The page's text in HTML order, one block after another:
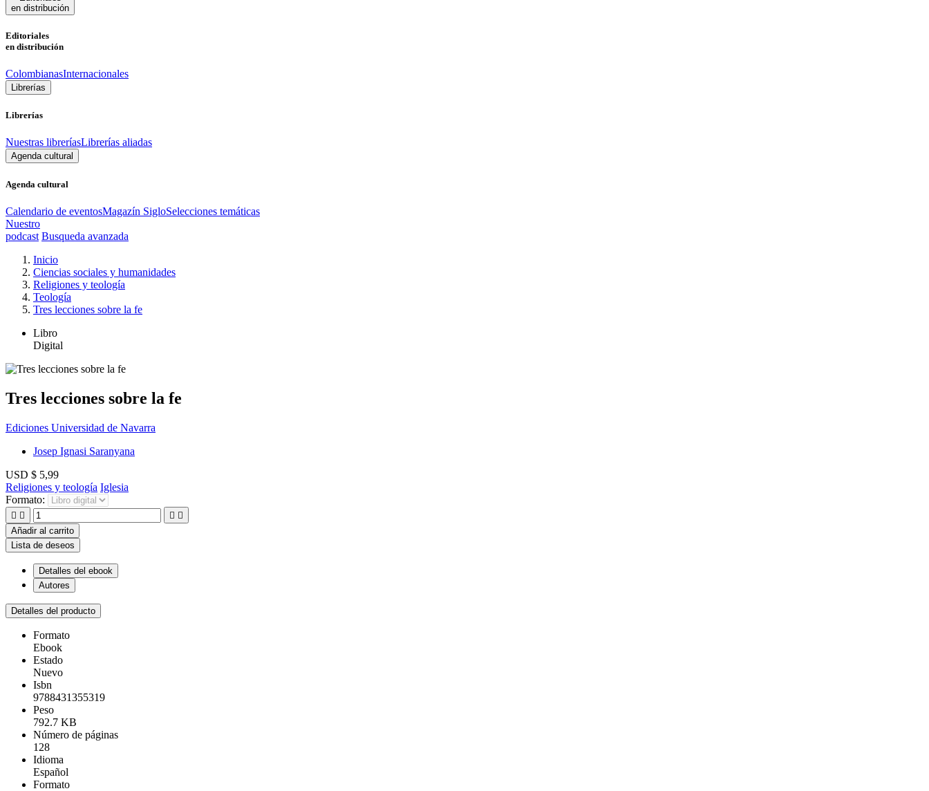
en distribución
Editoriales
en distribución
ColombianasInternacionales
Librerías
Librerías
Nuestras libreríasLibrerías aliadas
Agenda cultural
Agenda cultural
Calendario de eventosMagazín SigloSelecciones temáticas
Nuestro
podcast Busqueda avanzada
Inicio
Ciencias sociales y humanidades
Religiones y teología
Teología
Tres lecciones sobre la fe
Libro
Digital
Tres lecciones sobre la fe
Ediciones Universidad de Navarra
Josep Ignasi Saranyana
USD $ 5,99
Religiones y teología Iglesia
Formato:
   
Añadir al carrito
Lista de deseos
Detalles del ebook
Autores
Detalles del producto
Formato
Ebook
Estado
Nuevo
Isbn
9788431355319
Peso
792.7 KB
Número de páginas
128
Idioma
Español
Formato